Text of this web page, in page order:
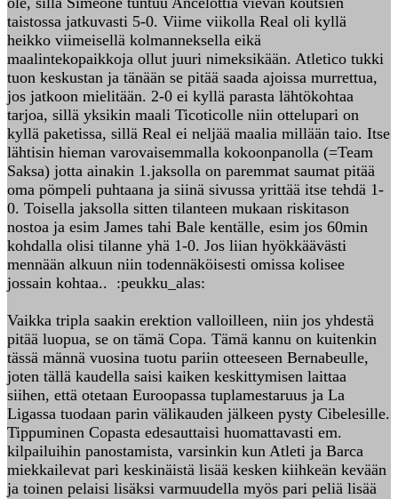
taistossa jatkuvasti 5-0. Viime viikolla Real oli kyllä
heikko viimeisellä kolmanneksella eikä
maalintekopaikkoja ollut juuri nimeksikään. Atletico tukki
tuon keskustan ja tänään se pitää saada ajoissa murrettua,
jos jatkoon mielitään. 2-0 ei kyllä parasta lähtökohtaa
tarjoa, sillä yksikin maali Ticoticolle niin ottelupari on
kyllä paketissa, sillä Real ei neljää maalia millään taio. Itse
lähtisin hieman varovaisemmalla kokoonpanolla (=Team
Saksa) jotta ainakin 1.jaksolla on paremmat saumat pitää
oma pömpeli puhtaana ja siinä sivussa yrittää itse tehdä 1-
0. Toisella jaksolla sitten tilanteen mukaan riskitason
nostoa ja esim James tahi Bale kentälle, esim jos 60min
kohdalla olisi tilanne yhä 1-0. Jos liian hyökkäävästi
mennään alkuun niin todennäköisesti omissa kolisee
jossain kohtaa.. :peukku_alas:
Vaikka tripla saakin erektion valloilleen, niin jos yhdestä
pitää luopua, se on tämä Copa. Tämä kannu on kuitenkin
tässä männä vuosina tuotu pariin otteeseen Bernabeulle,
joten tällä kaudella saisi kaiken keskittymisen laittaa
siihen, että otetaan Euroopassa tuplamestaruus ja La
Ligassa tuodaan parin välikauden jälkeen pysty Cibelesille.
Tippuminen Copasta edesauttaisi huomattavasti em.
kilpailuihin panostamista, varsinkin kun Atleti ja Barca
miekkailevat pari keskinäistä lisää kesken kiihkeän kevään
ja toinen pelaisi lisäksi varmuudella myös pari peliä lisää